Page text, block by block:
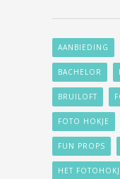
AANBIEDING
BACHELOR
BRUILOFT
FOTO HOKJE
FUN PROPS
HET